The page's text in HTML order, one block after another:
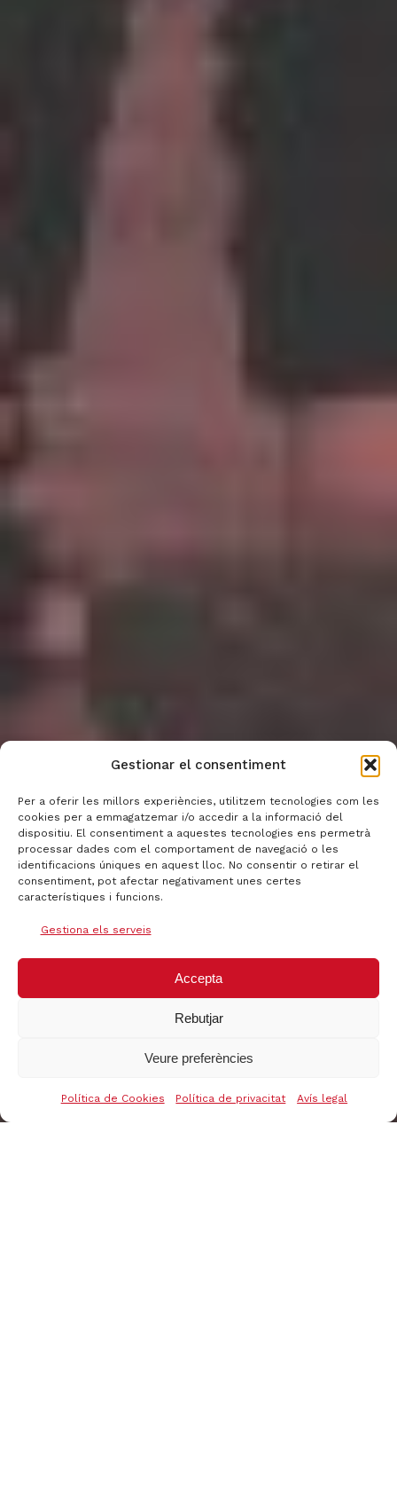
Gestionar el consentiment
Per a oferir les millors experiències, utilitzem tecnologies com les
cookies per a emmagatzemar i/o accedir a la informació del
dispositiu. El consentiment a aquestes tecnologies ens permetrà
processar dades com el comportament de navegació o les
identificacions úniques en aquest lloc. No consentir o retirar el
consentiment, pot afectar negativament unes certes
característiques i funcions.
Gestiona els serveis
Accepta
Rebutjar
Veure preferències
Política de Cookies Política de privacitat Avís legal